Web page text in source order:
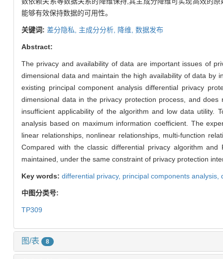
能够有效保持数据的可用性。
关键词: 差分隐私, 主成分分析, 降维, 数据发布
Abstract:
The privacy and availability of data are important issues of
dimensional data and maintain the high availability of data by
existing principal component analysis differential privacy
dimensional data in the privacy protection process, and
insufficient applicability of the algorithm and low data utility.
analysis based on maximum information coefficient. The
linear relationships, nonlinear relationships, multi-function
Compared with the classic differential privacy algorithm
maintained, under the same constraint of privacy protection
Key words: differential privacy, principal components analysis,
中图分类号:
TP309
图/表 8